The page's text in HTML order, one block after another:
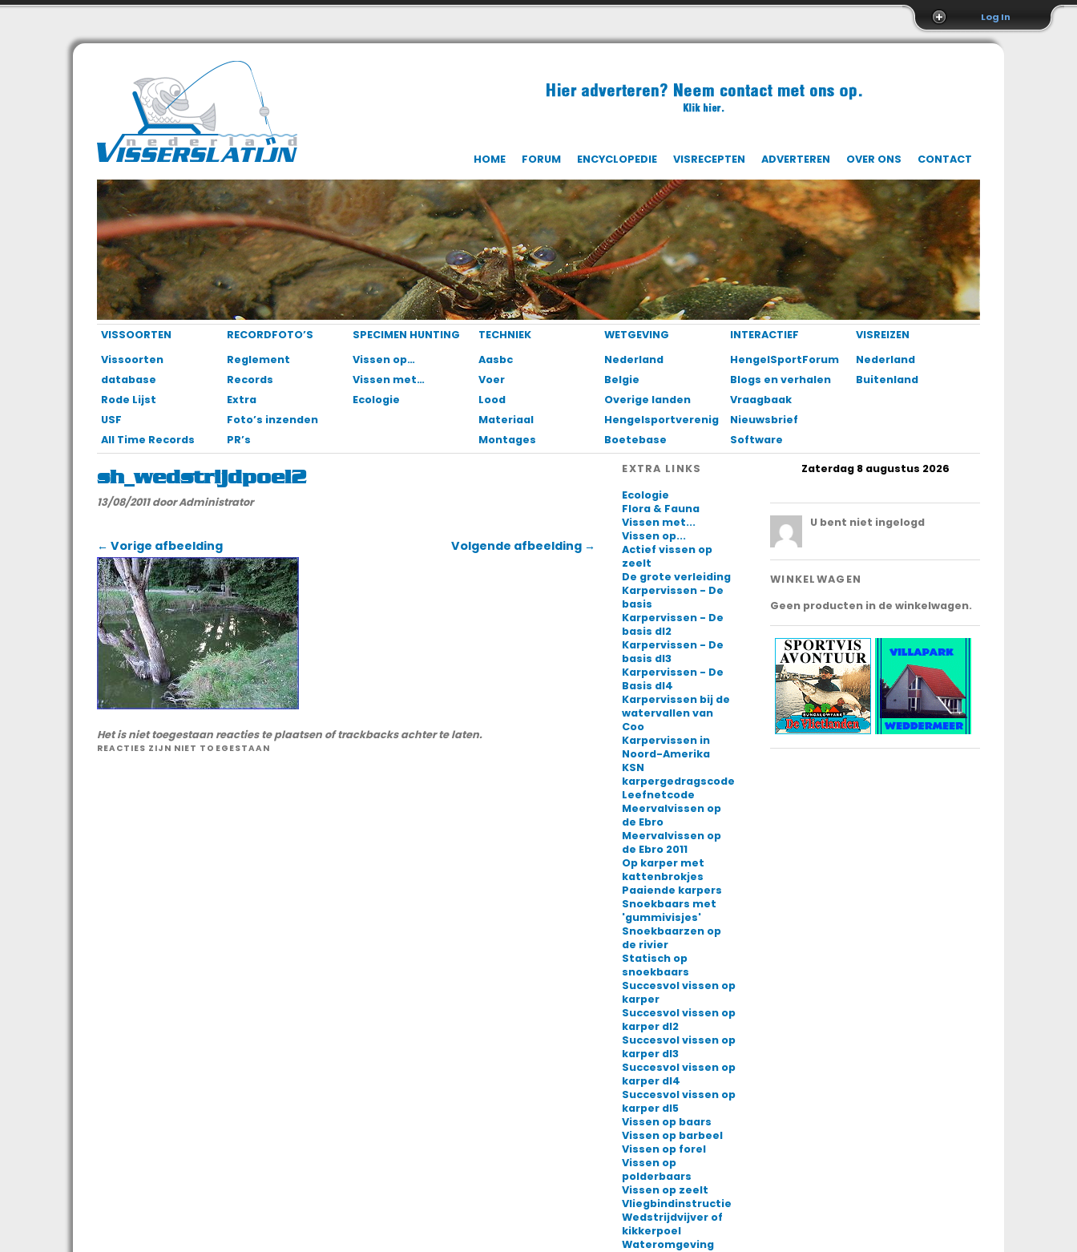
Log In
HOME FORUM ENCYCLOPEDIE VISRECEPTEN ADVERTEREN OVER ONS CONTACT
VISSOORTEN
Vissoorten
database
Rode Lijst
USF
All Time Records
RECORDFOTO’S
Reglement
Records
Extra
Foto’s inzenden
PR’s
SPECIMEN HUNTING
Vissen op…
Vissen met…
Ecologie
TECHNIEK
Aasbc
Voer
Lood
Materiaal
Montages
WETGEVING
Nederland
Belgie
Overige landen
Hengelsportverenigingen
Boetebase
INTERACTIEF
HengelSportForum
Blogs en verhalen
Vraagbaak
Nieuwsbrief
Software
VISREIZEN
Nederland
Buitenland
sh_wedstrijdpoel2
13/08/2011 door Administrator
← Vorige afbeelding Volgende afbeelding →
Het is niet toegestaan reacties te plaatsen of trackbacks achter te laten.
REACTIES ZIJN NIET TOEGESTAAN
EXTRA LINKS
Ecologie
Flora & Fauna
Vissen met...
Vissen op...
Actief vissen op
zeelt
De grote verleiding
Karpervissen - De
basis
Karpervissen - De
basis dl2
Karpervissen - De
basis dl3
Karpervissen - De
Basis dl4
Karpervissen bij de
watervallen van
Coo
Karpervissen in
Noord-Amerika
KSN
karpergedragscode
Leefnetcode
Meervalvissen op
de Ebro
Meervalvissen op
de Ebro 2011
Op karper met
kattenbrokjes
Paaiende karpers
Snoekbaars met
'gummivisjes'
Snoekbaarzen op
de rivier
Statisch op
snoekbaars
Succesvol vissen op
karper
Succesvol vissen op
karper dl2
Succesvol vissen op
karper dl3
Succesvol vissen op
karper dl4
Succesvol vissen op
karper dl5
Vissen op baars
Vissen op barbeel
Vissen op forel
Vissen op
polderbaars
Vissen op zeelt
Vliegbindinstructie
Wedstrijdvijver of
kikkerpoel
Wateromgeving
Zaterdag 8 augustus 2026
U bent niet ingelogd
WINKELWAGEN
Geen producten in de winkelwagen.